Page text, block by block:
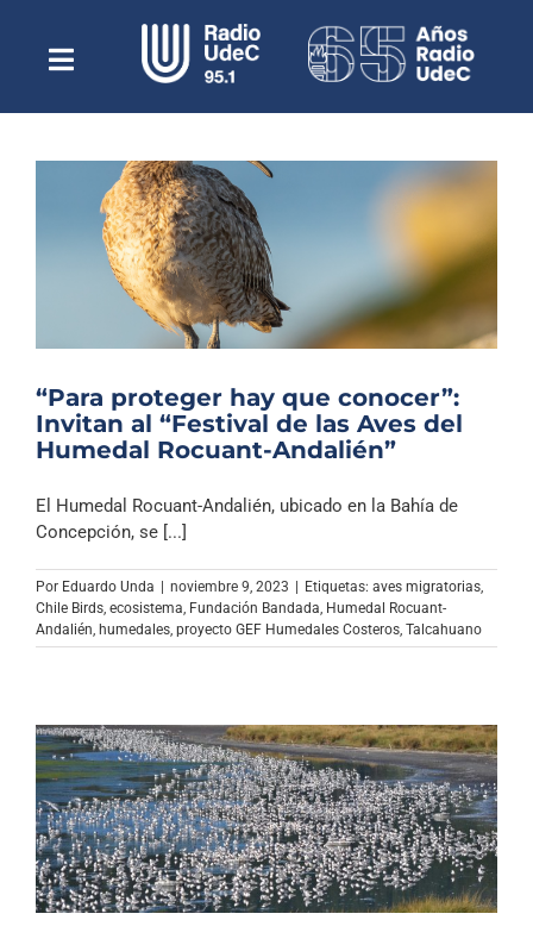
contenidoToggle
NavigationEscuchar Radio UdeC en vivo
Quiénes Somos
Programación
Podcast
Noticias
Reportajes
Columnas
Música Clásica
Especiales
“Para proteger hay que conocer”:
Invitan al “Festival de las Aves del
Humedal Rocuant-Andalién”
El Humedal Rocuant-Andalién, ubicado en la Bahía de
Concepción, se [...]
Por Eduardo Unda noviembre 9, 2023 Etiquetas: aves migratorias,
Chile Birds, ecosistema, Fundación Bandada, Humedal Rocuant-
Andalién, humedales, proyecto GEF Humedales Costeros, Talcahuano